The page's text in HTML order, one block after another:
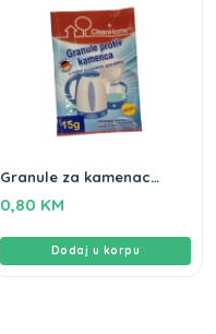
Granule za kamenac
0,80 KM
Dodaj u korpu